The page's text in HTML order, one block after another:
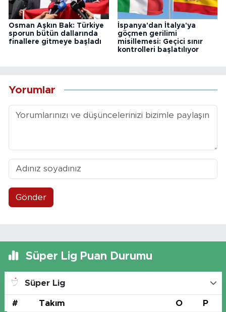
Osman Aşkın Bak: Türkiye
sporun bütün dallarında
finallere gitmeye başladı
İspanya'dan İtalya'ya
göçmen gerilimi
misillemesi: Geçici sınır
kontrolleri başlatılıyor
Yorumlar
Gönder
Süper Lig Puan Durumu
Süper Lig
# Takım O P